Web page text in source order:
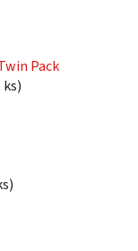
Pack
ks)
)